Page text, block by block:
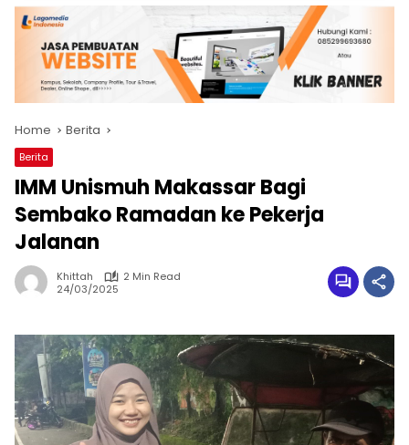
Home Berita
Berita
IMM Unismuh Makassar Bagi
Sembako Ramadan ke Pekerja
Jalanan
Khittah
2 Min Read
24/03/2025